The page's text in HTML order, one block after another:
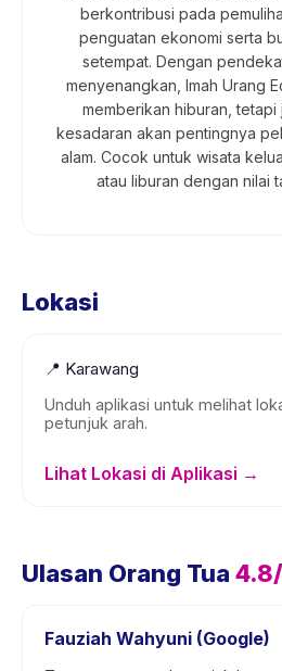
berkontribusi pada
penguatan ekonomi serta
setempat. Dengan
menyenangkan, Imah Urang
memberikan hiburan, tetapi
kesadaran akan pentingnya
alam. Cocok untuk wisata
atau liburan dengan nilai
Lokasi
📍 Karawang
Unduh aplikasi untuk melihat
petunjuk arah.
Lihat Lokasi di Aplikasi →
Ulasan Orang Tua 4.8
Fauziah Wahyuni (Google)